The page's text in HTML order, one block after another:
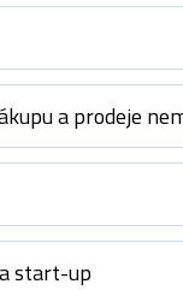
a prodeje
start-up